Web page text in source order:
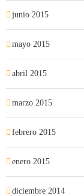
junio 2015
mayo 2015
abril 2015
marzo 2015
febrero 2015
enero 2015
diciembre 2014